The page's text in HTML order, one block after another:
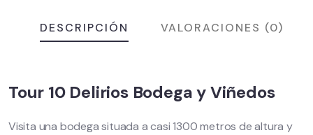
DESCRIPCIÓN VALORACIONES (0)
Tour 10 Delirios Bodega y Viñedos
Visita una bodega situada a casi 1300 metros de altura y